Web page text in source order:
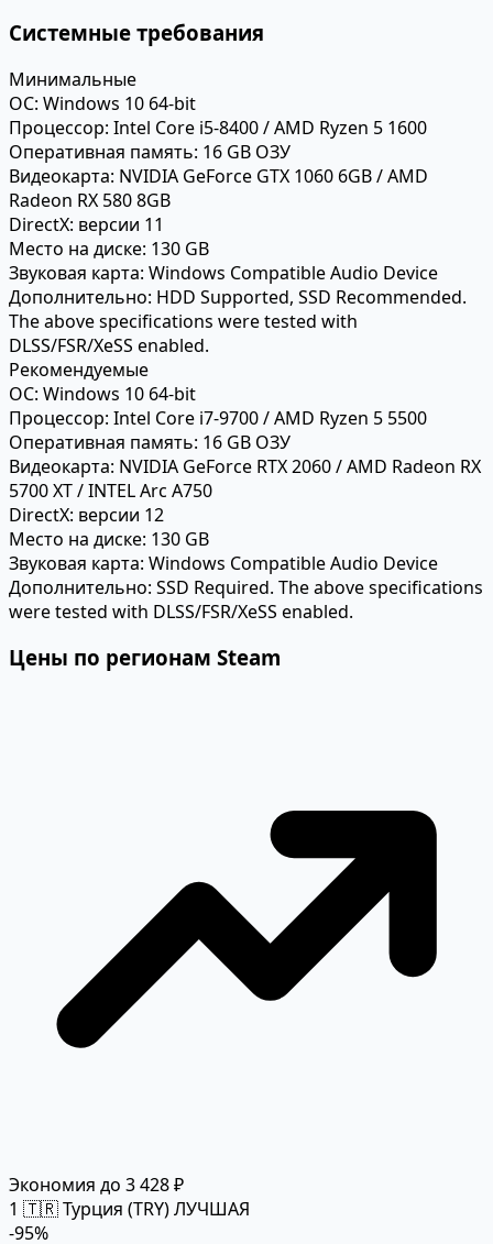
Системные требования
Минимальные
ОС: Windows 10 64-bit
Процессор: Intel Core i5-8400 / AMD Ryzen 5 1600
Оперативная память: 16 GB ОЗУ
Видеокарта: NVIDIA GeForce GTX 1060 6GB / AMD
Radeon RX 580 8GB
DirectX: версии 11
Место на диске: 130 GB
Звуковая карта: Windows Compatible Audio Device
Дополнительно: HDD Supported, SSD Recommended.
The above specifications were tested with
DLSS/FSR/XeSS enabled.
Рекомендуемые
ОС: Windows 10 64-bit
Процессор: Intel Core i7-9700 / AMD Ryzen 5 5500
Оперативная память: 16 GB ОЗУ
Видеокарта: NVIDIA GeForce RTX 2060 / AMD Radeon RX
5700 XT / INTEL Arc A750
DirectX: версии 12
Место на диске: 130 GB
Звуковая карта: Windows Compatible Audio Device
Дополнительно: SSD Required. The above specifications
were tested with DLSS/FSR/XeSS enabled.
Цены по регионам Steam
Экономия до 3 428 ₽
1 🇹🇷 Турция (TRY)ЛУЧШАЯ
-95%